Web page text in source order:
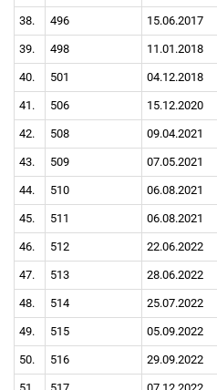
38. 496 15.06.2017
39. 498 11.01.2018
40. 501 04.12.2018
41. 506 15.12.2020
42. 508 09.04.2021
43. 509 07.05.2021
44. 510 06.08.2021
45. 511 06.08.2021
46. 512 22.06.2022
47. 513 28.06.2022
48. 514 25.07.2022
49. 515 05.09.2022
50. 516 29.09.2022